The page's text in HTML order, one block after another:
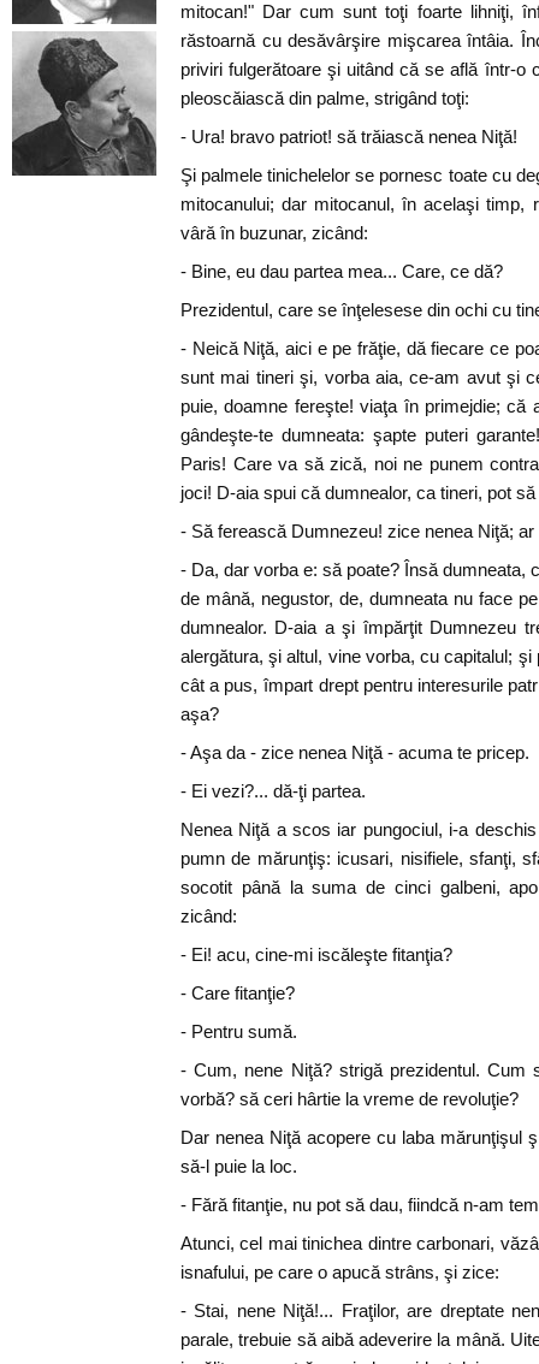
mitocan!" Dar cum sunt toţi foarte lihniţi,
răstoarnă cu desăvârşire mişcarea întâia.
priviri fulgerătoare şi uitând că se află într-o
pleoscăiască din palme, strigând toţi:
- Ura! bravo patriot! să trăiască nenea Niţă!
Şi palmele tinichelelor se pornesc toate cu
mitocanului; dar mitocanul, în acelaşi timp,
vâră în buzunar, zicând:
- Bine, eu dau partea mea... Care, ce dă?
Prezidentul, care se înţelesese din ochi cu
- Neică Niţă, aici e pe frăţie, dă fiecare ce
sunt mai tineri şi, vorba aia, ce-am avut şi
puie, doamne fereşte! viaţa în primejdie; că
gândeşte-te dumneata: şapte puteri
Paris! Care va să zică, noi ne punem
joci! D-aia spui că dumnealor, ca tineri, pot
- Să ferească Dumnezeu! zice nenea Niţă; ar
- Da, dar vorba e: să poate? Însă dumneata,
de mână, negustor, de, dumneata nu face
dumnealor. D-aia a şi împărţit Dumnezeu
alergătura, şi altul, vine vorba, cu capitalul;
cât a pus, împart drept pentru interesurile
aşa?
- Aşa da - zice nenea Niţă - acuma te pricep.
- Ei vezi?... dă-ţi partea.
Nenea Niţă a scos iar pungociul, i-a
pumn de mărunţiş: icusari, nisifiele, sfanţi,
socotit până la suma de cinci galbeni,
zicând:
- Ei! acu, cine-mi iscăleşte fitanţia?
- Care fitanţie?
- Pentru sumă.
- Cum, nene Niţă? strigă prezidentul. Cum
vorbă? să ceri hârtie la vreme de revoluţie?
Dar nenea Niţă acopere cu laba mărunţişul
să-l puie la loc.
- Fără fitanţie, nu pot să dau, fiindcă n-am
Atunci, cel mai tinichea dintre carbonari,
isnafului, pe care o apucă strâns, şi zice:
- Stai, nene Niţă!... Fraţilor, are dreptate
parale, trebuie să aibă adeverire la mână.